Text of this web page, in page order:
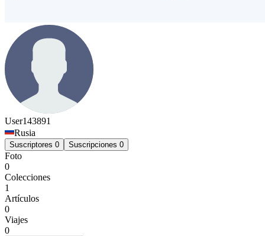
User143891
Rusia
Suscriptores 0 Suscripciones 0
Foto
0
Colecciones
1
Artículos
0
Viajes
0